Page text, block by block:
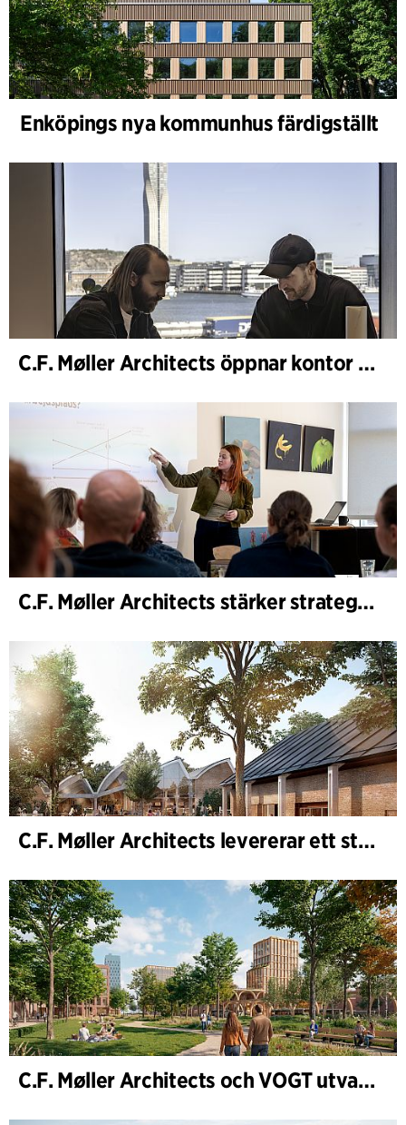
Enköpings nya kommunhus färdigställt
C.F. Møller Architects öppnar kontor i Göteborg
C.F. Møller Architects stärker strategisk rådgivning i tidiga skeden
C.F. Møller Architects levererar ett starkt resultat för 2025
C.F. Møller Architects och VOGT utvalda att forma framtidens Hamburg-Altona